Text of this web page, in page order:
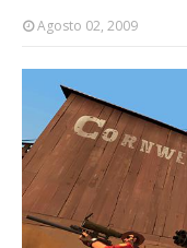
Agosto 02, 2009